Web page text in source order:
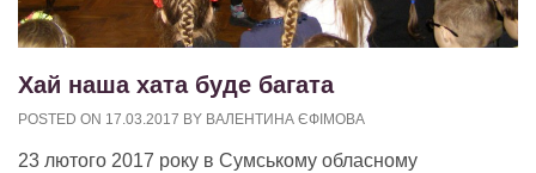
Хай наша хата буде багата
POSTED ON 17.03.2017 BY ВАЛЕНТИНА ЄФІМОВА
23 лютого 2017 року в Сумському обласному